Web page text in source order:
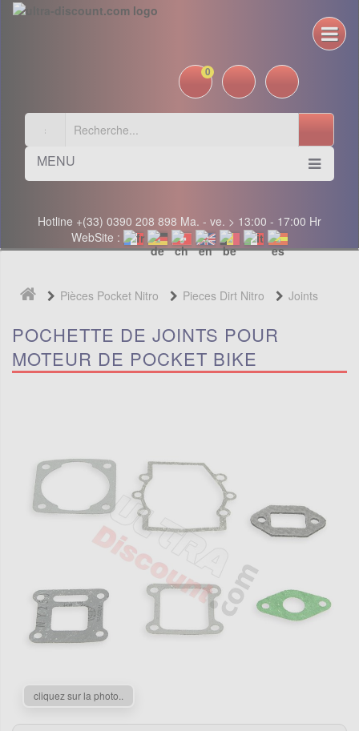
0
MENU
Hotline +(33) 0390 208 898 Ma. - ve. > 13:00 - 17:00 Hr
WebSite :
Pièces Pocket Nitro Pieces Dirt Nitro Joints
POCHETTE DE JOINTS POUR
MOTEUR DE POCKET BIKE
cliquez sur la photo..